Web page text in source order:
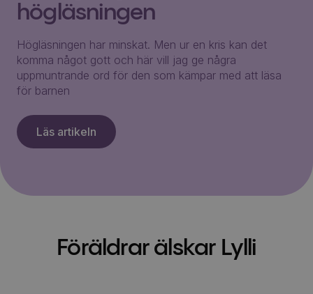
högläsningen
Högläsningen har minskat. Men ur en kris kan det
komma något gott och här vill jag ge några
uppmuntrande ord för den som kämpar med att läsa
för barnen
Läs artikeln
Föräldrar älskar Lylli